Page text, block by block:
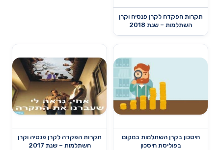
תקרות הפקדה לקרן פנסיה וקרן
השתלמות – שנת 2018
חיסכון בקרן השתלמות במקום
בפוליסת חיסכון
תקרות הפקדה לקרן פנסיה וקרן
השתלמות – שנת 2017